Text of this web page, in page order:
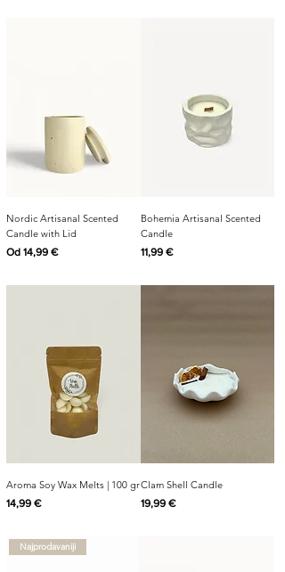
Nordic Artisanal Scented
Candle with Lid
Od 14,99 €
Cijena s popustom
Bohemia Artisanal Scented
Candle
Cijena
11,99 €
Aroma Soy Wax Melts | 100 gr
Cijena
14,99 €
Clam Shell Candle
Cijena
19,99 €
Najprodavaniji